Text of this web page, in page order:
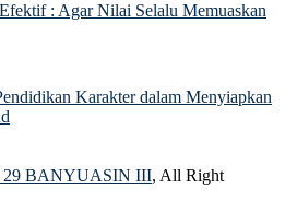
: Agar Nilai Selalu Memuaskan
Karakter dalam Menyiapkan
29 BANYUASIN III, All Right